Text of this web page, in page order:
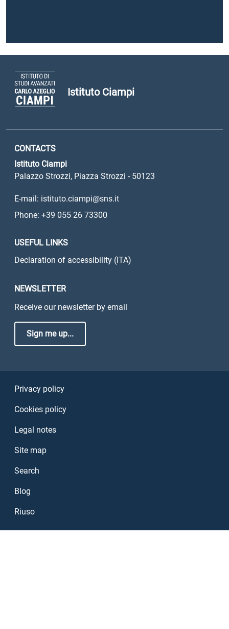
Istituto Ciampi
CONTACTS
Istituto Ciampi
Palazzo Strozzi, Piazza Strozzi - 50123
E-mail: istituto.ciampi@sns.it
Phone: +39 055 26 73300
USEFUL LINKS
Declaration of accessibility (ITA)
NEWSLETTER
Receive our newsletter by email
Sign me up...
Privacy policy
Cookies policy
Legal notes
Site map
Search
Blog
Riuso